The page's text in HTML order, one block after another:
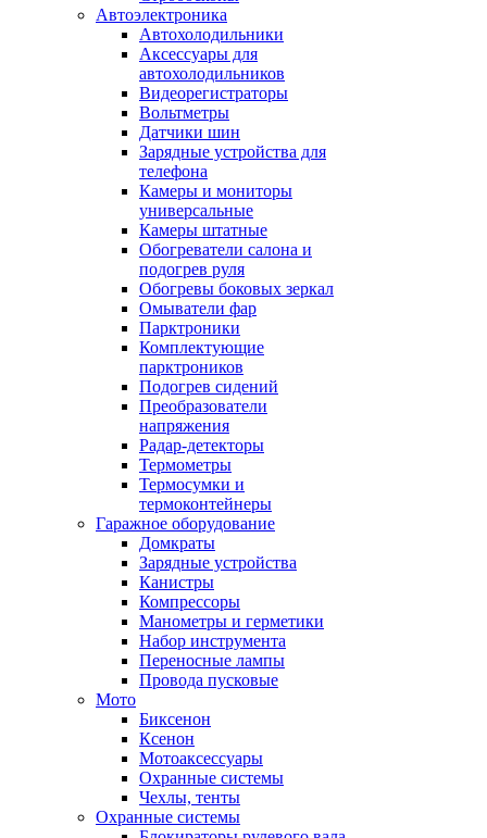
Автоэлектроника
Автохолодильники
Аксессуары для
автохолодильников
Видеорегистраторы
Вольтметры
Датчики шин
Зарядные устройства для
телефона
Камеры и мониторы
универсальные
Камеры штатные
Обогреватели салона и
подогрев руля
Обогревы боковых зеркал
Омыватели фар
Парктроники
Комплектующие
парктроников
Подогрев сидений
Преобразователи
напряжения
Радар-детекторы
Термометры
Термосумки и
термоконтейнеры
Гаражное оборудование
Домкраты
Зарядные устройства
Канистры
Компрессоры
Манометры и герметики
Набор инструмента
Переносные лампы
Провода пусковые
Мото
Биксенон
Ксенон
Мотоаксессуары
Охранные системы
Чехлы, тенты
Охранные системы